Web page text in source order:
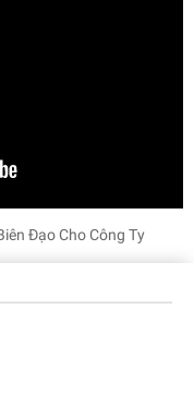
Đạo Cho Công Ty